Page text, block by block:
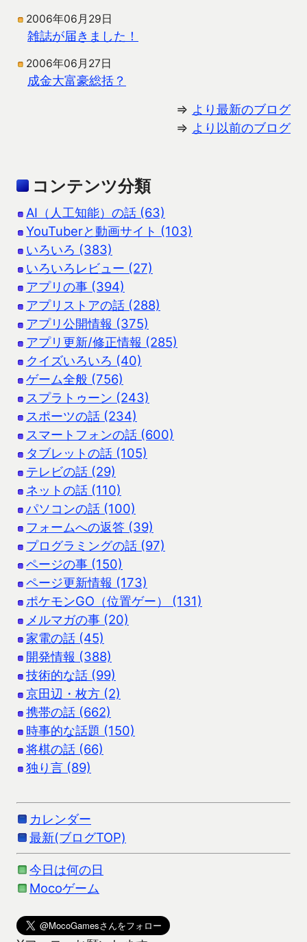
2006年06月29日
雑誌が届きました！
2006年06月27日
成金大富豪総括？
⇒ より最新のブログ
⇒ より以前のブログ
コンテンツ分類
AI（人工知能）の話 (63)
YouTuberと動画サイト (103)
いろいろ (383)
いろいろレビュー (27)
アプリの事 (394)
アプリストアの話 (288)
アプリ公開情報 (375)
アプリ更新/修正情報 (285)
クイズいろいろ (40)
ゲーム全般 (756)
スプラトゥーン (243)
スポーツの話 (234)
スマートフォンの話 (600)
タブレットの話 (105)
テレビの話 (29)
ネットの話 (110)
パソコンの話 (100)
フォームへの返答 (39)
プログラミングの話 (97)
ページの事 (150)
ページ更新情報 (173)
ポケモンGO（位置ゲー） (131)
メルマガの事 (20)
家電の話 (45)
開発情報 (388)
技術的な話 (99)
京田辺・枚方 (2)
携帯の話 (662)
時事的な話題 (150)
将棋の話 (66)
独り言 (89)
カレンダー
最新(ブログTOP)
今日は何の日
Mocoゲーム